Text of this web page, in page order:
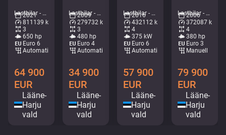
Lastbilar - Timmerbil • M992-5872
2021
811139 km
3
650 hp
Euro 6
Automatisk
64 900
EUR
Lääne-
Harju
vald
Lastbilar - Tippbil • M012-2881
2009
279732 km
3
480 hp
Euro 4
Automatisk
34 900
EUR
Lääne-
Harju
vald
Lastbilar - Kran med tippbart flak • M571-8434
2016
432112 km
4
375 kW
Euro 6
Automatisk
57 900
EUR
Lääne-
Harju
vald
Lastbilar - Kran med fastflak • M582-2228
2006
372087 km
4
380 hp
Euro 3
Manuell
79 900
EUR
Lääne-
Harju
vald